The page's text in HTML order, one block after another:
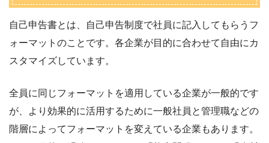
自己申告書とは、自己申告制度で社員に記入してもらうフ
ォーマットのことです。各企業が目的に合わせて自由にカ
スタマイズしています。
全員に同じフォーマットを適用している企業が一般的です
が、より効果的に活用するために一般社員と管理職などの
階層によってフォーマットを変えている企業もあります。